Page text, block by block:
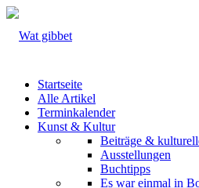
Startseite
Alle Artikel
Terminkalender
Kunst & Kultur
Beiträge &
Ausstellungen
Buchtipps
Es war einmal in